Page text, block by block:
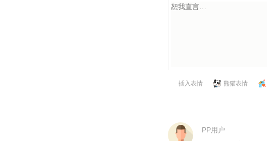
插入表情 熊猫表情
PP用户